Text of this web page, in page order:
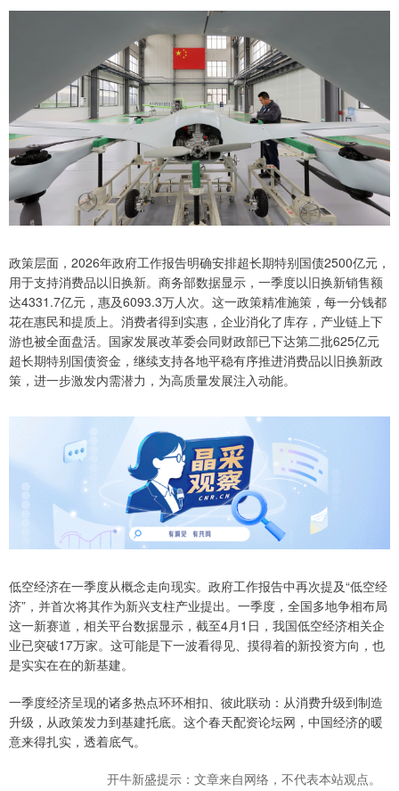
政策层面，2026年政府工作报告明确安排超长期特别国债2500亿元，
用于支持消费品以旧换新。商务部数据显示，一季度以旧换新销售额
达4331.7亿元，惠及6093.3万人次。这一政策精准施策，每一分钱都
花在惠民和提质上。消费者得到实惠，企业消化了库存，产业链上下
游也被全面盘活。国家发展改革委会同财政部已下达第二批625亿元
超长期特别国债资金，继续支持各地平稳有序推进消费品以旧换新政
策，进一步激发内需潜力，为高质量发展注入动能。
低空经济在一季度从概念走向现实。政府工作报告中再次提及“低空经
济”，并首次将其作为新兴支柱产业提出。一季度，全国多地争相布局
这一新赛道，相关平台数据显示，截至4月1日，我国低空经济相关企
业已突破17万家。这可能是下一波看得见、摸得着的新投资方向，也
是实实在在的新基建。
一季度经济呈现的诸多热点环环相扣、彼此联动：从消费升级到制造
升级，从政策发力到基建托底。这个春天配资论坛网，中国经济的暖
意来得扎实，透着底气。
开牛新盛提示：文章来自网络，不代表本站观点。